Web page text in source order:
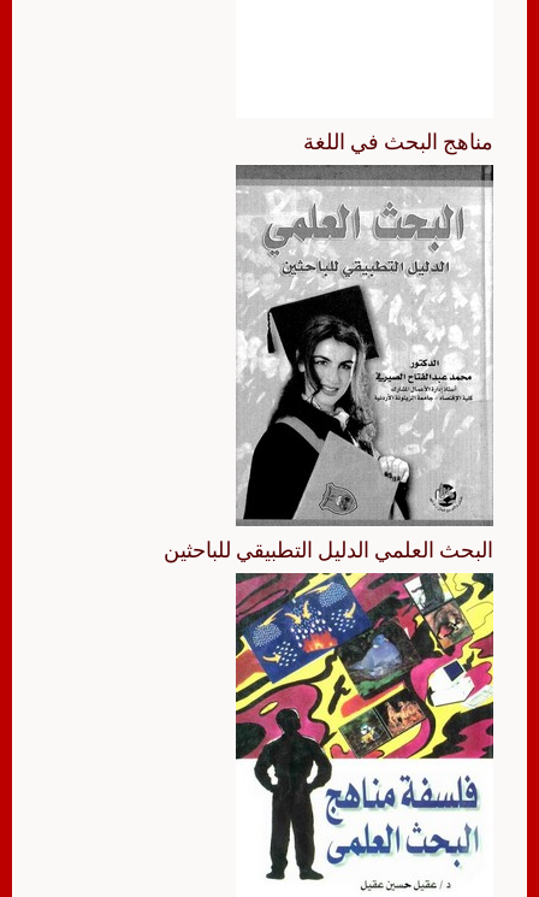
مناهج البحث في اللغة
البحث العلمي الدليل التطبيقي للباحثين